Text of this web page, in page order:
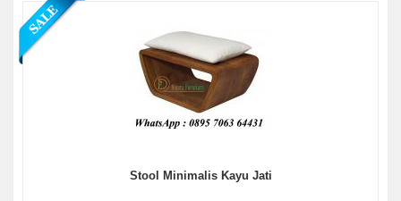
Stool Minimalis Kayu Jati